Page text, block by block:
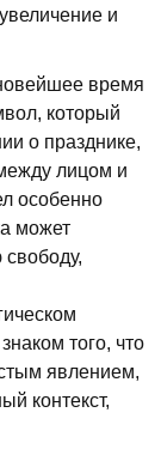
и
время
который
о празднике,
лицом и
особенно
может
того, что
явлением,
контекст,